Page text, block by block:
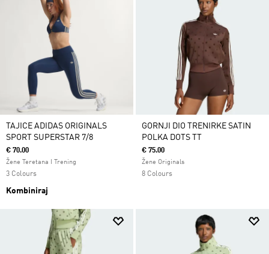
TAJICE ADIDAS ORIGINALS
SPORT SUPERSTAR 7/8
€ 70.00
Žene Teretana I Trening
3 Colours
Kombiniraj
GORNJI DIO TRENIRKE SATIN
POLKA DOTS TT
€ 75.00
Žene Originals
8 Colours